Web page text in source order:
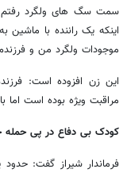
سمت سگ های ولگرد
اینکه یک راننده با
موجودات ولگرد من و
این زن افزوده است:
مراقبت ویژه بوده است
کودک بی دفاع در پی حمله
فرماندار شیراز گفت: